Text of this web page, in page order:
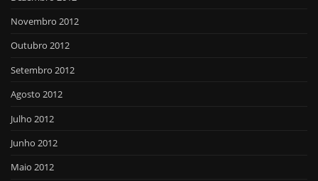
Novembro 2012
Outubro 2012
Setembro 2012
Agosto 2012
Julho 2012
Junho 2012
Maio 2012